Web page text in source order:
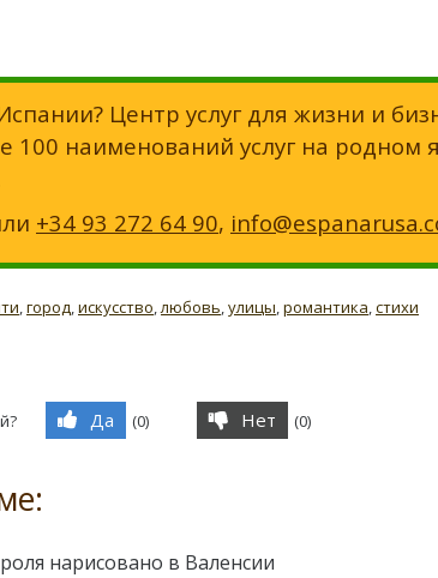
Центр услуг для жизни и
100 наименований услуг на родном
+34 93 272 64 90,
,город,искусство,любовь,улицы,романтика,стихи
Да (0) Нет (0)
нарисовано в Валенсии